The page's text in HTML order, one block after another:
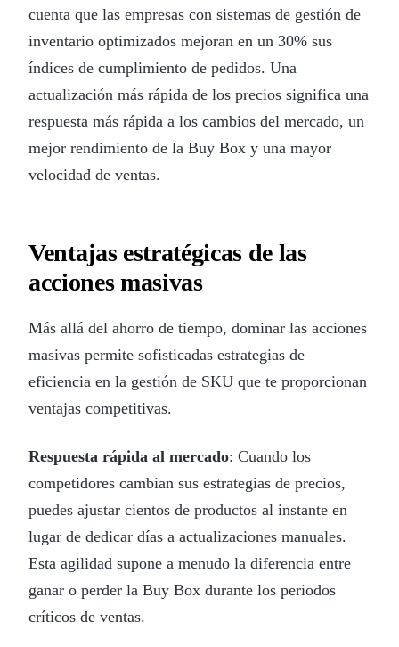
cuenta que las empresas con sistemas de gestión de
inventario optimizados mejoran en un 30% sus
índices de cumplimiento de pedidos. Una
actualización más rápida de los precios significa una
respuesta más rápida a los cambios del mercado, un
mejor rendimiento de la Buy Box y una mayor
velocidad de ventas.
Ventajas estratégicas de las
acciones masivas
Más allá del ahorro de tiempo, dominar las acciones
masivas permite sofisticadas estrategias de
eficiencia en la gestión de SKU que te proporcionan
ventajas competitivas.
Respuesta rápida al mercado: Cuando los
competidores cambian sus estrategias de precios,
puedes ajustar cientos de productos al instante en
lugar de dedicar días a actualizaciones manuales.
Esta agilidad supone a menudo la diferencia entre
ganar o perder la Buy Box durante los periodos
críticos de ventas.